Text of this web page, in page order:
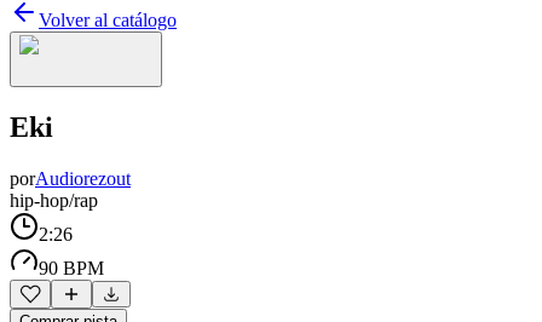
Volver al catálogo
Eki
porAudiorezout
hip-hop/rap
2:26
90 BPM